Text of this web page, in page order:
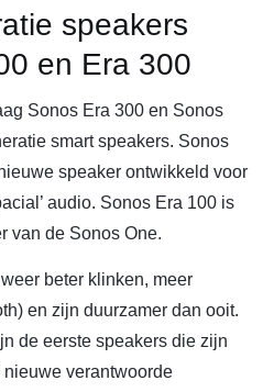
speakers
en Era 300
Sonos Era 300 en Sonos
smart speakers. Sonos
speaker ontwikkeld voor
audio. Sonos Era 100 is
van de Sonos One.
beter klinken, meer
en zijn duurzamer dan ooit.
de eerste speakers die zijn
nieuwe verantwoorde